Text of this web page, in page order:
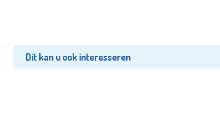
Dit kan u ook interesseren